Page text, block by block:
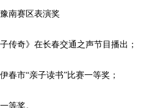
南赛区表演奖
传奇》在长春交通之声节目播出；
春市“亲子读书”比赛一等奖；
等奖。